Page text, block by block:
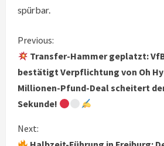
spürbar.
C
o
n
Previous:
Transfer-Hammer geplatzt:
bestätigt Verpflichtung von Oh
Millionen-Pfund-Deal scheitert
Sekunde!
Next: